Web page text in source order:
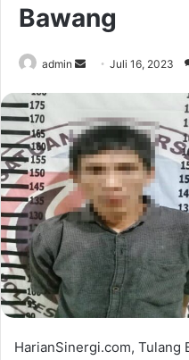
Bawang
admin
SendJuli 16, 2023
HarianSinergi.com, Tulang